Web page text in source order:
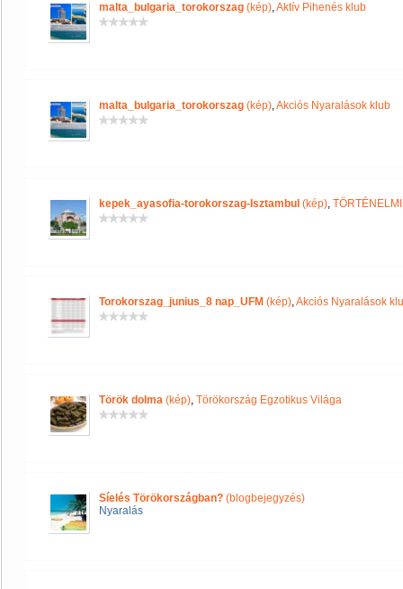
malta_bulgaria_torokorszag (kép),Aktív Pihenés klub
malta_bulgaria_torokorszag (kép),Akciós Nyaralások klub
kepek_ayasofia-torokorszag-Isztambul (kép),
Torokorszag_junius_8 nap_UFM (kép),Akciós Nyaralások
Török dolma (kép), Törökország Egzotikus Világa
Síelés Törökországban? (blogbejegyzés)
Nyaralás